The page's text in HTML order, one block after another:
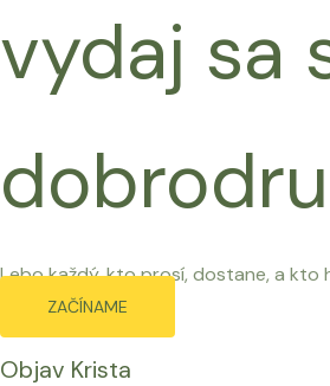
na
obsah
vydaj sa
Lebo každý, kto prosí, dostane, a kto
ZAČÍNAME
Objav Krista